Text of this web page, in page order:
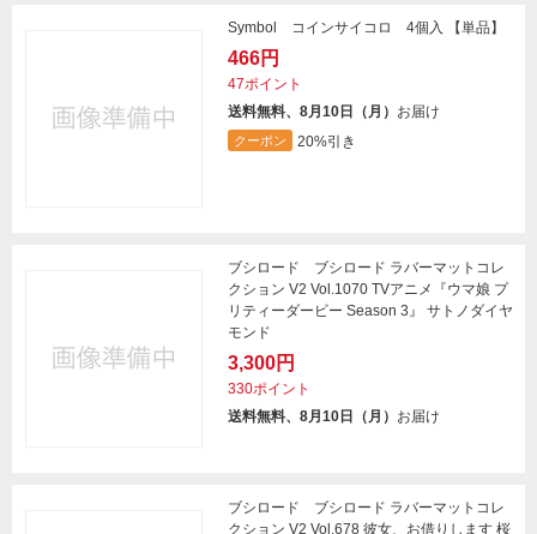
Symbol コインサイコロ 4個入 【単品】
466円
47ポイント
送料無料、8月10日（月） お届け
クーポン 20%引き
ブシロード ブシロード ラバーマットコレ
クション V2 Vol.1070 TVアニメ『ウマ娘 プ
リティーダービー Season 3』 サトノダイヤ
モンド
3,300円
330ポイント
送料無料、8月10日（月） お届け
ブシロード ブシロード ラバーマットコレ
クション V2 Vol.678 彼女、お借りします 桜